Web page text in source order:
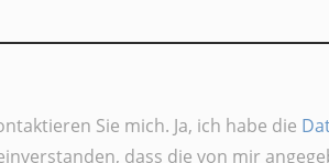
Sie mich. Ja, ich habe die
dass die von mir